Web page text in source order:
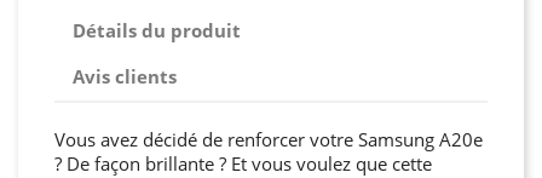
Détails du produit
Avis clients
Vous avez décidé de renforcer votre Samsung A20e
? De façon brillante ? Et vous voulez que cette